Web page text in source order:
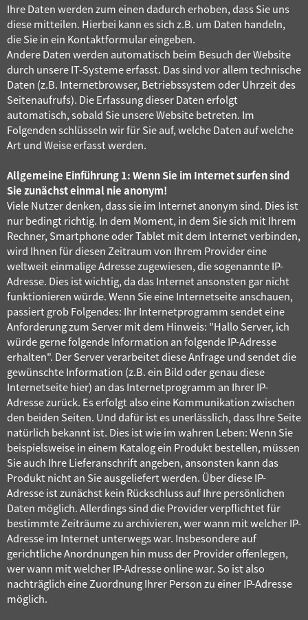
Ihre Daten werden zum einen dadurch erhoben, dass Sie uns
diese mitteilen. Hierbei kann es sich z.B. um Daten handeln,
die Sie in ein Kontaktformular eingeben.
Andere Daten werden automatisch beim Besuch der Website
durch unsere IT-Systeme erfasst. Das sind vor allem technische
Daten (z.B. Internetbrowser, Betriebssystem oder Uhrzeit des
Seitenaufrufs). Die Erfassung dieser Daten erfolgt
automatisch, sobald Sie unsere Website betreten. Im
Folgenden schlüsseln wir für Sie auf, welche Daten auf welche
Art und Weise erfasst werden.
Allgemeine Einführung 1: Wenn Sie im Internet surfen sind
Sie zunächst einmal nie anonym!
Viele Nutzer denken, dass sie im Internet anonym sind. Dies ist
nur bedingt richtig. In dem Moment, in dem Sie sich mit Ihrem
Rechner, Smartphone oder Tablet mit dem Internet verbinden,
wird Ihnen für diesen Zeitraum von Ihrem Provider eine
weltweit einmalige Adresse zugewiesen, die sogenannte IP-
Adresse. Dies ist wichtig, da das Internet ansonsten gar nicht
funktionieren würde. Wenn Sie eine Internetseite anschauen,
passiert grob Folgendes: Ihr Internetprogramm sendet eine
Anforderung zum Server mit dem Hinweis: "Hallo Server, ich
würde gerne folgende Information an folgende IP-Adresse
erhalten". Der Server verarbeitet diese Anfrage und sendet die
gewünschte Information (z.B. ein Bild oder genau diese
Internetseite hier) an das Internetprogramm an Ihrer IP-
Adresse zurück. Es erfolgt also eine Kommunikation zwischen
den beiden Seiten. Und dafür ist es unerlässlich, dass Ihre Seite
natürlich bekannt ist. Dies ist wie im wahren Leben: Wenn Sie
beispielsweise in einem Katalog ein Produkt bestellen, müssen
Sie auch Ihre Lieferanschrift angeben, ansonsten kann das
Produkt nicht an Sie ausgeliefert werden. Über diese IP-
Adresse ist zunächst kein Rückschluss auf Ihre persönlichen
Daten möglich. Allerdings sind die Provider verpflichtet für
bestimmte Zeiträume zu archivieren, wer wann mit welcher IP-
Adresse im Internet unterwegs war. Insbesondere auf
gerichtliche Anordnungen hin muss der Provider offenlegen,
wer wann mit welcher IP-Adresse online war. So ist also
nachträglich eine Zuordnung Ihrer Person zu einer IP-Adresse
möglich.